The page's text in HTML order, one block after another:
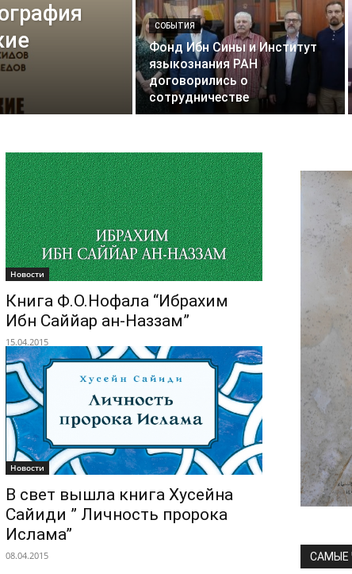
СОБЫТИЯ
Фонд Ибн Сины и Институт
языкознания РАН
договорились о
сотрудничестве
Новости
Книга Ф.О.Нофала “Ибрахим
Ибн Саййар ан-Наззам”
15.04.2015
Новости
В свет вышла книга Хусейна
Сайиди ” Личность пророка
Ислама”
08.04.2015 САМЫЕ